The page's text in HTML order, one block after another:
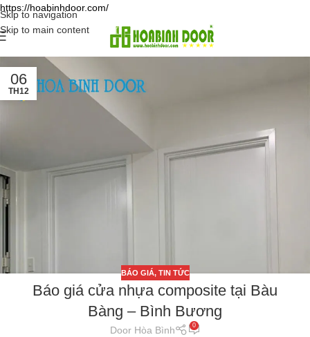
https://hoabinhdoor.com/
Skip to navigation
Skip to main content
06
TH12
BÁO GIÁ, TIN TỨC
Báo giá cửa nhựa composite tại Bàu
Bàng – Bình Bương
Door Hòa Bình 0